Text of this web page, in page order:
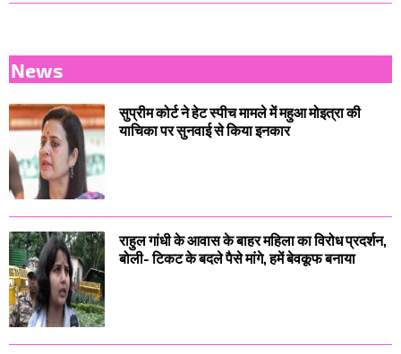
News
सुप्रीम कोर्ट ने हेट स्पीच मामले में महुआ मोइत्रा की
याचिका पर सुनवाई से किया इनकार
राहुल गांधी के आवास के बाहर महिला का विरोध प्रदर्शन,
बोली- टिकट के बदले पैसे मांगे, हमें बेवकूफ बनाया